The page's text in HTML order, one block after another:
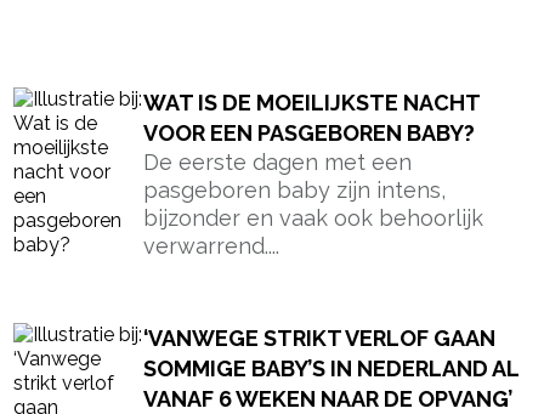
WAT IS DE MOEILIJKSTE NACHT
VOOR EEN PASGEBOREN BABY?
De eerste dagen met een
pasgeboren baby zijn intens,
bijzonder en vaak ook behoorlijk
verwarrend....
‘VANWEGE STRIKT VERLOF GAAN
SOMMIGE BABY’S IN NEDERLAND AL
VANAF 6 WEKEN NAAR DE OPVANG’